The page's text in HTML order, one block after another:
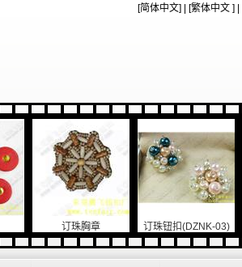
[简体中文] [繁体中文 ]
订珠胸章 订珠钮扣(DZNK-03)